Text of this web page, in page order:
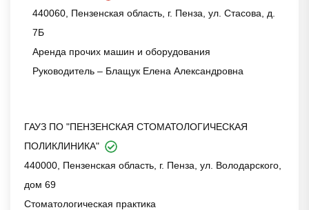
440060, Пензенская область, г. Пенза, ул. Стасова, д.
7Б
Аренда прочих машин и оборудования
Руководитель – Блащук Елена Александровна
ГАУЗ ПО "ПЕНЗЕНСКАЯ СТОМАТОЛОГИЧЕСКАЯ
ПОЛИКЛИНИКА"
440000, Пензенская область, г. Пенза, ул. Володарского,
дом 69
Стоматологическая практика